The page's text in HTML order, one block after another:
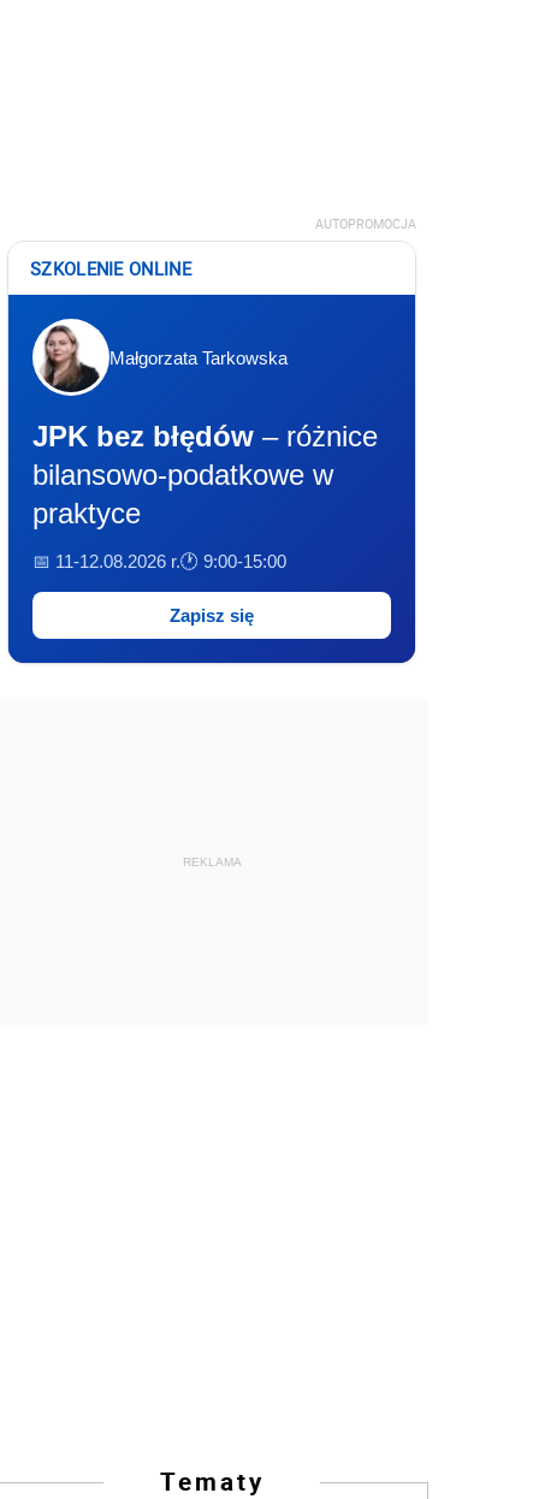
AUTOPROMOCJA
SZKOLENIE ONLINE
Małgorzata Tarkowska
JPK bez błędów – różnice
bilansowo-podatkowe w
praktyce
📅 11-12.08.2026 r.🕐 9:00-15:00
Zapisz się
REKLAMA
Tematy